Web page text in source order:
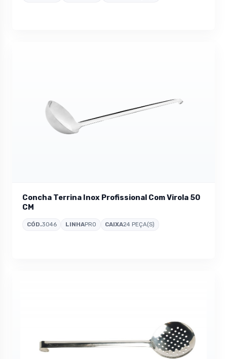
Concha Terrina Inox Profissional Com Virola 50
CM
CÓD.3046 LINHAPRO CAIXA24 PEÇA(S)